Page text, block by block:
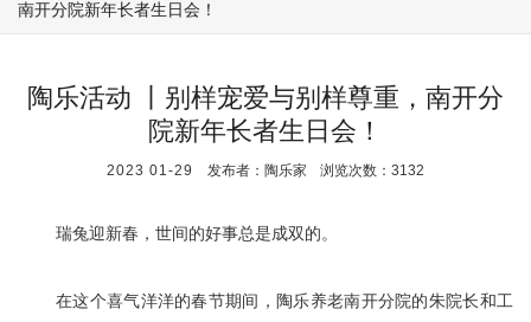
南开分院新年长者生日会！
陶乐活动 丨别样宠爱与别样尊重，南开分
院新年长者生日会！
2023 01-29 发布者：陶乐家 浏览次数：3132
瑞兔迎新春，世间的好事总是成双的。
在这个喜气洋洋的春节期间，陶乐养老南开分院的朱院长和工